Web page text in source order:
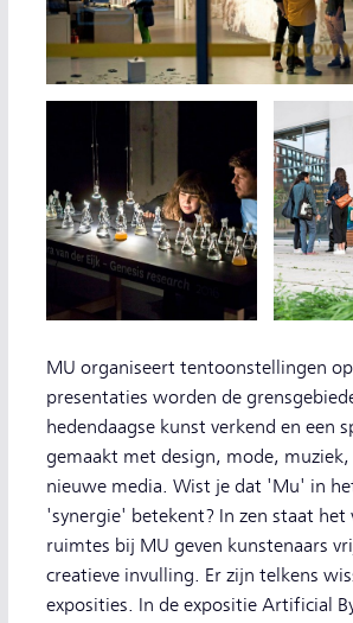
MU organiseert tentoonstellingen
presentaties worden de
hedendaagse kunst verkend en een
gemaakt met design, mode,
nieuwe media. Wist je dat 'Mu' in
'synergie' betekent? In zen staat
ruimtes bij MU geven kunstenaars
creatieve invulling. Er zijn telkens
exposities. In de expositie Artificial